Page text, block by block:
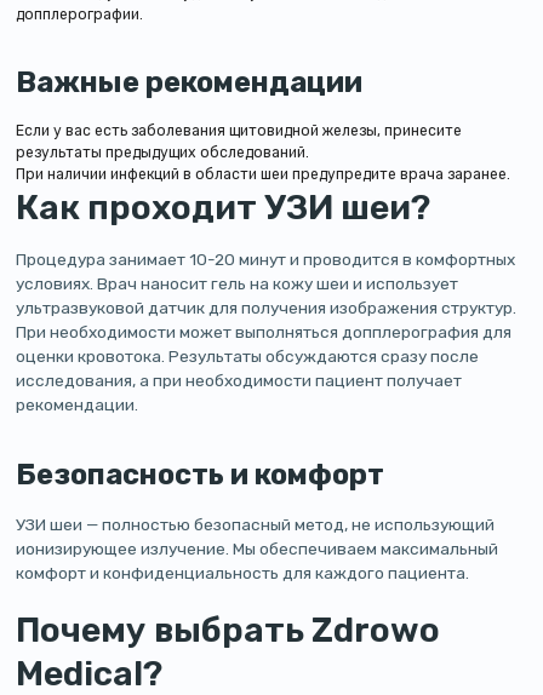
допплерографии.
Важные рекомендации
Если у вас есть заболевания щитовидной железы, принесите
результаты предыдущих обследований.
При наличии инфекций в области шеи предупредите врача заранее.
Как проходит УЗИ шеи?
Процедура занимает 10-20 минут и проводится в комфортных
условиях. Врач наносит гель на кожу шеи и использует
ультразвуковой датчик для получения изображения структур.
При необходимости может выполняться допплерография для
оценки кровотока. Результаты обсуждаются сразу после
исследования, а при необходимости пациент получает
рекомендации.
Безопасность и комфорт
УЗИ шеи — полностью безопасный метод, не использующий
ионизирующее излучение. Мы обеспечиваем максимальный
комфорт и конфиденциальность для каждого пациента.
Почему выбрать Zdrowo
Medical?